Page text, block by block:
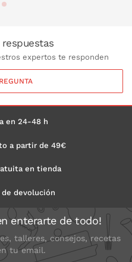
expertos te responden
en 24-48 h
a partir de 49€
en tienda
de devolución
enterarte de todo!
talleres, consejos, recetas
tu email.